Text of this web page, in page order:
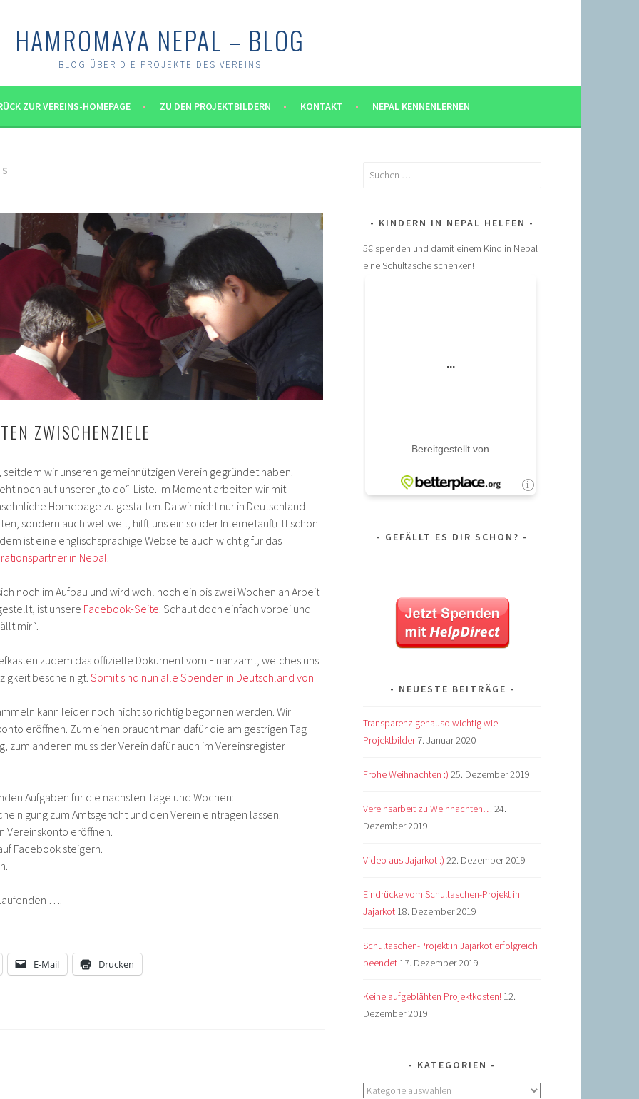
HAMROMAYA NEPAL – BLOG
BLOG ÜBER DIE PROJEKTE DES VEREINS
ZUR VEREINS-HOMEPAGE ZU DEN PROJEKTBILDERN KONTAKT NEPAL KENNENLERNEN
ZWISCHENZIELE
seitdem wir unseren gemeinnützigen Verein gegründet haben.
noch auf unserer „to do“-Liste. Im Moment arbeiten wir mit
Homepage zu gestalten. Da wir nicht nur in Deutschland
sondern auch weltweit, hilft uns ein solider Internetauftritt schon
ist eine englischsprachige Webseite auch wichtig für das
in Nepal
noch im Aufbau und wird wohl noch ein bis zwei Wochen an Arbeit
ist unsere Facebook-Seite . Schaut doch einfach vorbei und
mir“.
zudem das offizielle Dokument vom Finanzamt, welches uns
bescheinigt. Somit sind nun alle Spenden in Deutschland von
kann leider noch nicht so richtig begonnen werden. Wir
eröffnen. Zum einen braucht man dafür die am gestrigen Tag
zum anderen muss der Verein dafür auch im Vereinsregister
Aufgaben für die nächsten Tage und Wochen:
zum Amtsgericht und den Verein eintragen lassen.
Vereinskonto eröffnen.
Facebook steigern.
….
E-Mail Drucken
Suchen
KINDERN IN NEPAL HELFEN
5€ spenden und damit einem Kind in Nepal
eine Schultasche schenken!
GEFÄLLT ES DIR SCHON?
NEUESTE BEITRÄGE
Transparenz genauso wichtig wie
Projektbilder 7. Januar 2020
Frohe Weihnachten :) 25. Dezember 2019
Vereinsarbeit zu Weihnachten… 24.
Dezember 2019
Video aus Jajarkot :) 22. Dezember 2019
Eindrücke vom Schultaschen-Projekt in
Jajarkot 18. Dezember 2019
Schultaschen-Projekt in Jajarkot erfolgreich
beendet 17. Dezember 2019
Keine aufgeblähten Projektkosten! 12.
Dezember 2019
KATEGORIEN
Kategorien